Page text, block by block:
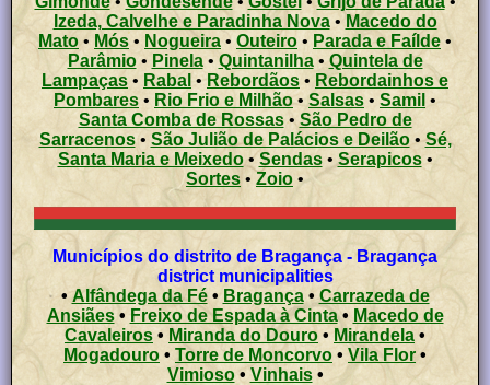
Izeda, Calvelhe e Paradinha Nova• Macedo do
Mato • Mós • Nogueira • Outeiro • Parada e Faílde •
Parâmio• Pinela• Quintanilha•Quintela de
Lampaças • Rabal •Rebordãos • Rebordainhos e
Pombares • Rio Frio e Milhão• Salsas • Samil •
Santa Comba de Rossas•São Pedro de
Sarracenos• São Julião de Palácios e Deilão•Sé,
Santa Maria e Meixedo•Sendas• Serapicos•
Sortes • Zoio •
Municípios do distrito de Bragança - Bragança
district municipalities
•Alfândega da Fé• Bragança• Carrazeda de
Ansiães•Freixo de Espada à Cinta• Macedo de
Cavaleiros• Miranda do Douro • Mirandela •
Mogadouro • Torre de Moncorvo • Vila Flor •
Vimioso• Vinhais•